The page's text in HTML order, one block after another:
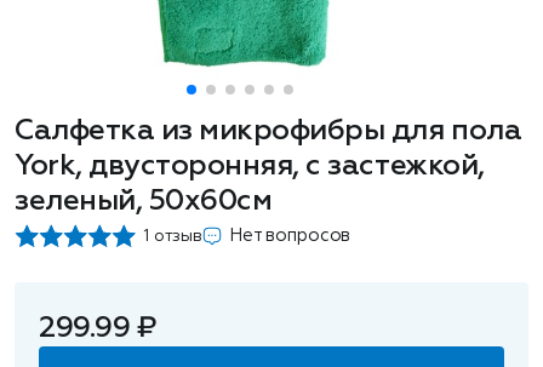
Салфетка из микрофибры для пола
York, двусторонняя, с застежкой,
зеленый, 50х60см
1 отзыв Нет вопросов
299.99 ₽